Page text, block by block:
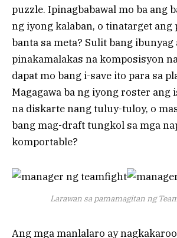
puzzle. Ipinagbabawal mo ba ang
ng iyong kalaban, o tinatarget ang
banta sa meta? Sulit bang ibunyag
pinakamalakas na komposisyon
dapat mo bang i-save ito para sa
Magagawa ba ng iyong roster ang
na diskarte nang tuluy-tuloy, o
bang mag-draft tungkol sa mga
komportable?
Larawan sa pamamagitan ng
Ang mga manlalaro ay